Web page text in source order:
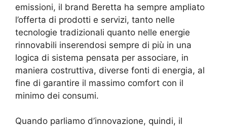
emissioni, il brand Beretta ha sempre ampliato
l’offerta di prodotti e servizi, tanto nelle
tecnologie tradizionali quanto nelle energie
rinnovabili inserendosi sempre di più in una
logica di sistema pensata per associare, in
maniera costruttiva, diverse fonti di energia, al
fine di garantire il massimo comfort con il
minimo dei consumi.
Quando parliamo d’innovazione, quindi, il